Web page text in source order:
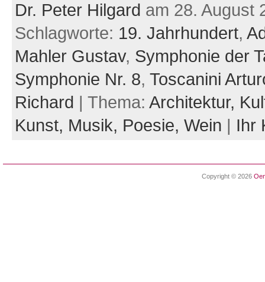
Dr. Peter Hilgard am 28. August
Schlagworte: 19. Jahrhundert,
Mahler Gustav, Symphonie der
Symphonie Nr. 8, Toscanini
Richard | Thema: Architektur,
Kunst, Musik, Poesie, Wein | Ihr
Copyright © 2026